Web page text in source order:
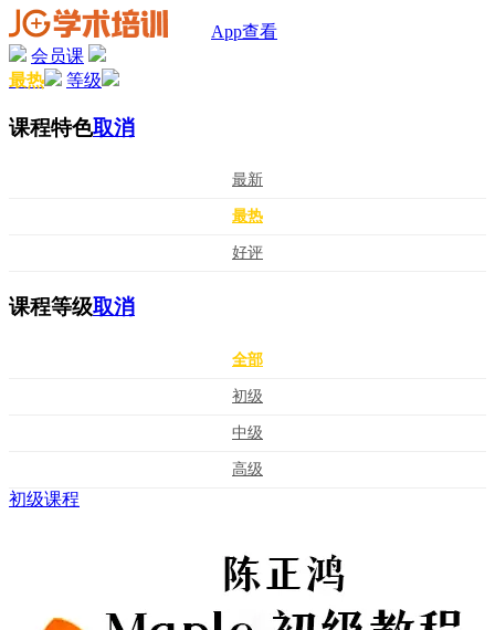
App查看
会员课
最热
等级
课程特色取消
最新
最热
好评
课程等级取消
全部
初级
中级
高级
初级课程